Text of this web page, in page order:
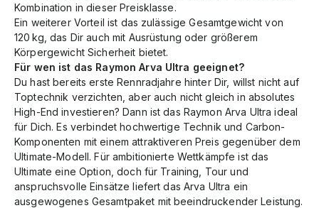
Kombination in dieser Preisklasse.
Ein weiterer Vorteil ist das zulässige Gesamtgewicht von
120 kg, das Dir auch mit Ausrüstung oder größerem
Körpergewicht Sicherheit bietet.
Für wen ist das Raymon Arva Ultra geeignet?
Du hast bereits erste Rennradjahre hinter Dir, willst nicht auf
Toptechnik verzichten, aber auch nicht gleich in absolutes
High-End investieren? Dann ist das Raymon Arva Ultra ideal
für Dich. Es verbindet hochwertige Technik und Carbon-
Komponenten mit einem attraktiveren Preis gegenüber dem
Ultimate-Modell. Für ambitionierte Wettkämpfe ist das
Ultimate eine Option, doch für Training, Tour und
anspruchsvolle Einsätze liefert das Arva Ultra ein
ausgewogenes Gesamtpaket mit beeindruckender Leistung.